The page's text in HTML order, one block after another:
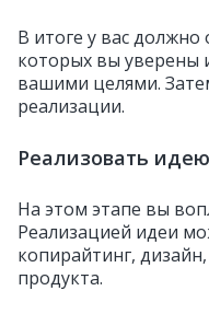
В итоге у вас должно
которых вы уверены
вашими целями.
реализации.
Реализовать идею
На этом этапе вы
Реализацией идеи
копирайтинг,
продукта.